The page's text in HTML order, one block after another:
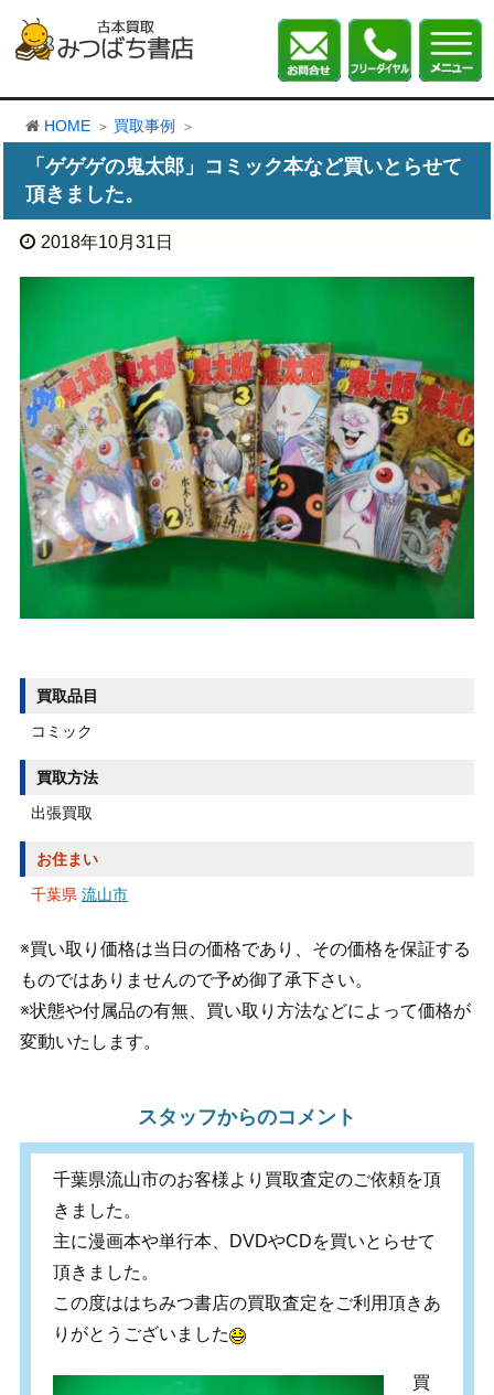
HOME 買取事例
「ゲゲゲの鬼太郎」コミック本など買いとらせて
頂きました。
2018年10月31日
買取品目
コミック
買取方法
出張買取
お住まい
千葉県 流山市
※買い取り価格は当日の価格であり、その価格を保証する
ものではありませんので予め御了承下さい。
※状態や付属品の有無、買い取り方法などによって価格が
変動いたします。
スタッフからのコメント
千葉県流山市のお客様より買取査定のご依頼を頂
きました。
主に漫画本や単行本、DVDやCDを買いとらせて
頂きました。
この度ははちみつ書店の買取査定をご利用頂きあ
りがとうございました
買